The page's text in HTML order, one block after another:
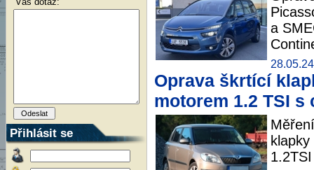
Přihlásit se
a
Oprava škrtící
motorem 1.2 TSI s